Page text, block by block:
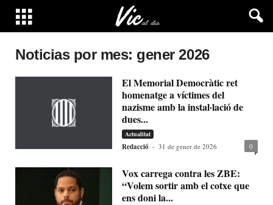
Noticias por mes: gener 2026
El Memorial Democràtic ret
homenatge a víctimes del
nazisme amb la instal·lació de
dues...
Actualitat
Redacció - 31 de gener de 2026 0
Vox carrega contra les ZBE:
“Volem sortir amb el cotxe que
ens doni la...